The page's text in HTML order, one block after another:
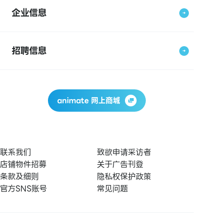
企业信息
招聘信息
animate 网上商城
联系我们
致欲申请采访者
店铺物件招募
关于广告刊登
条款及细则
隐私权保护政策
官方SNS账号
常见问题